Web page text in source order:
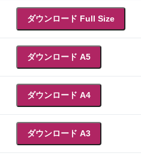
ダウンロード Full Size
ダウンロード A5
ダウンロード A4
ダウンロード A3